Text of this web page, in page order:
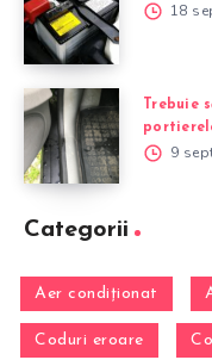
18
Trebuie
9
Categorii
Aer condiționat
Coduri eroare